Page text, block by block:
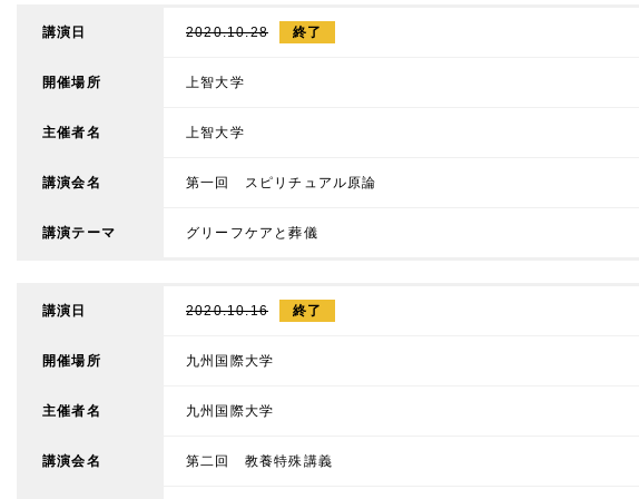
講演日 2020.10.28 終了
開催場所 上智大学
主催者名 上智大学
講演会名 第一回 スピリチュアル原論
講演テーマ グリーフケアと葬儀
講演日 2020.10.16 終了
開催場所 九州国際大学
主催者名 九州国際大学
講演会名 第二回 教養特殊講義